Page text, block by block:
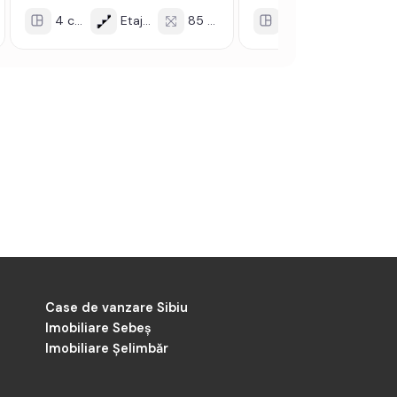
4 cam Etaj 1/2 85 mp
Case de vanzare Sibiu
Imobiliare Sebeș
Imobiliare Șelimbăr